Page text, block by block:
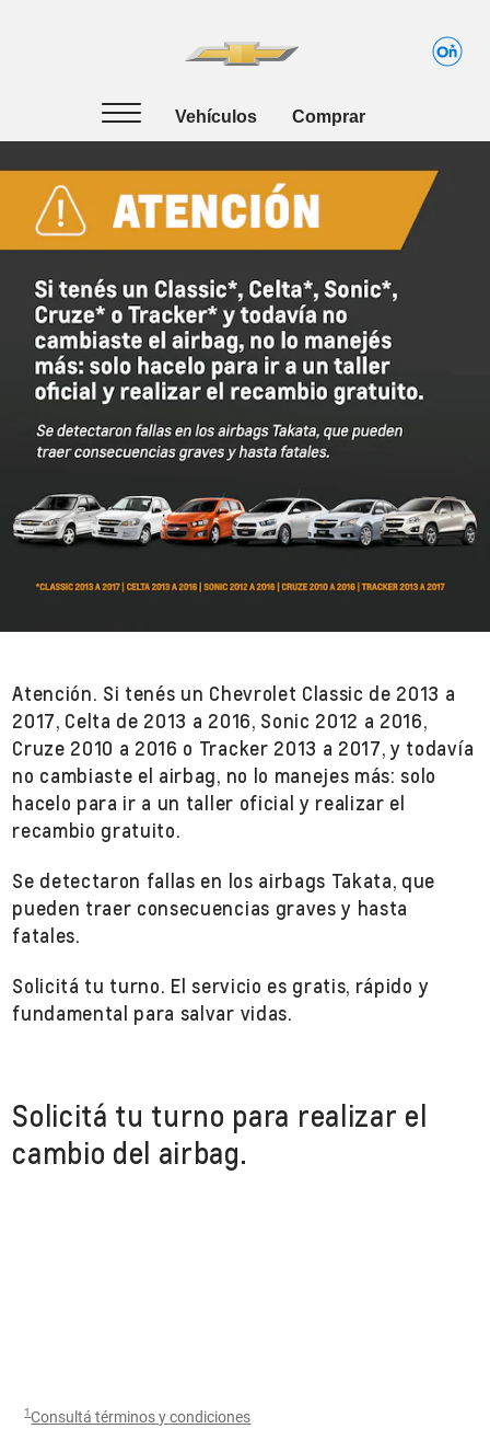
Atención. Si tenés un Chevrolet Classic de 2013 a
2017, Celta de 2013 a 2016, Sonic 2012 a 2016,
Cruze 2010 a 2016 o Tracker 2013 a 2017, y todavía
no cambiaste el airbag, no lo manejes más: solo
hacelo para ir a un taller oficial y realizar el
recambio gratuito.
Se detectaron fallas en los airbags Takata, que
pueden traer consecuencias graves y hasta
fatales.
Solicitá tu turno. El servicio es gratis, rápido y
fundamental para salvar vidas.
Solicitá tu turno para realizar el
cambio del airbag.
1 Consultá términos y condiciones